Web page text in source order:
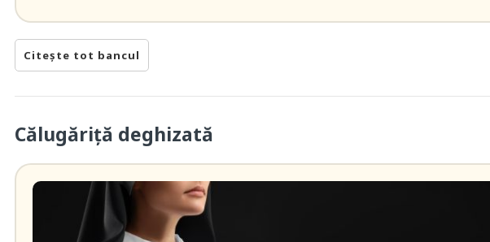
Citește tot bancul
Călugăriță deghizată